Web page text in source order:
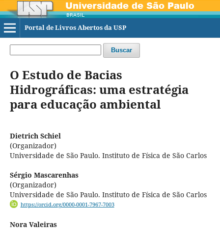
Portal de Livros Abertos da USP
Buscar
O Estudo de Bacias
Hidrográficas: uma estratégia
para educação ambiental
Dietrich Schiel
(Organizador)
Universidade de São Paulo. Instituto de Física de São Carlos
Sérgio Mascarenhas
(Organizador)
Universidade de São Paulo. Instituto de Física de São Carlos
https://orcid.org/0000-0001-7967-7003
Nora Valeiras